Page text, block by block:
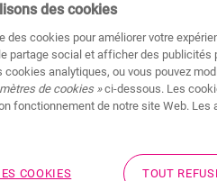
des cookies
des cookies pour améliorer votre
partage social et afficher des publicités
cookies analytiques, ou vous pouvez
de cookies »ci-dessous. Les
fonctionnement de notre site Web.
COOKIES TOUT